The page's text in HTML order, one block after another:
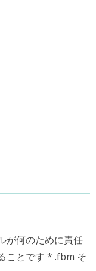
が何のために責任
ことです * .fbm そ